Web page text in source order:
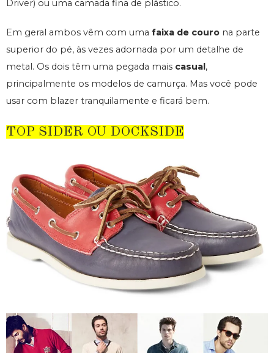
Driver) ou uma camada fina de plástico.
Em geral ambos vêm com uma faixa de couro na parte
superior do pé, às vezes adornada por um detalhe de
metal. Os dois têm uma pegada mais casual,
principalmente os modelos de camurça. Mas você pode
usar com blazer tranquilamente e ficará bem.
TOP SIDER OU DOCKSIDE